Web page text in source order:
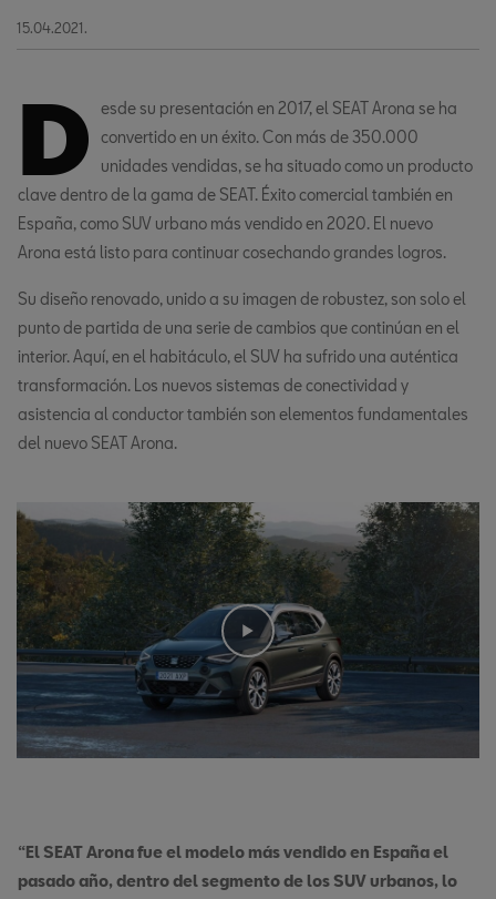
15.04.2021.
D
esde su presentación en 2017, el SEAT Arona se ha
convertido en un éxito. Con más de 350.000
unidades vendidas, se ha situado como un producto
clave dentro de la gama de SEAT. Éxito comercial también en
España, como SUV urbano más vendido en 2020. El nuevo
Arona está listo para continuar cosechando grandes logros.
Su diseño renovado, unido a su imagen de robustez, son solo el
punto de partida de una serie de cambios que continúan en el
interior. Aquí, en el habitáculo, el SUV ha sufrido una auténtica
transformación. Los nuevos sistemas de conectividad y
asistencia al conductor también son elementos fundamentales
del nuevo SEAT Arona.
“El SEAT Arona fue el modelo más vendido en España el
pasado año, dentro del segmento de los SUV urbanos, lo